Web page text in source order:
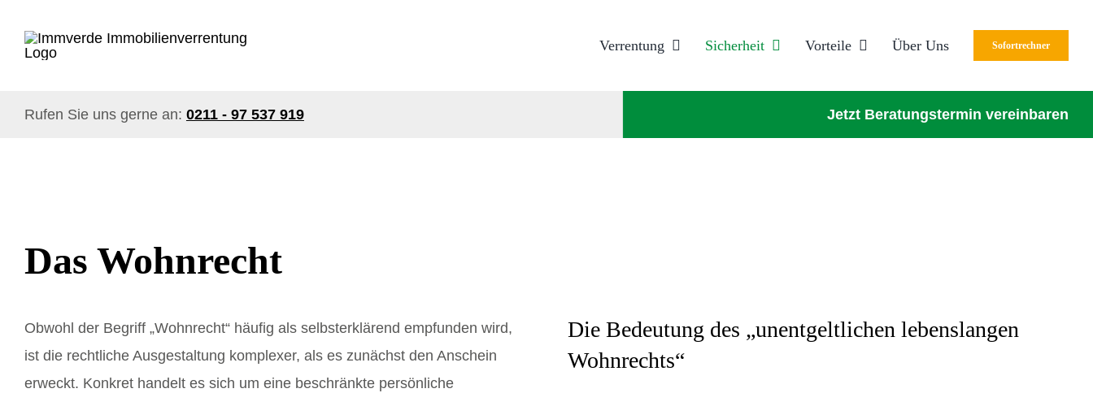
Verrentung Sicherheit Vorteile Über Uns Sofortrechner
Rufen Sie uns gerne an: 0211 - 97 537 919 Jetzt Beratungstermin vereinbaren
Das Wohnrecht
Obwohl der Begriff „Wohnrecht“ häufig als selbsterklärend empfunden wird,
ist die rechtliche Ausgestaltung komplexer, als es zunächst den Anschein
erweckt. Konkret handelt es sich um eine beschränkte persönliche
Die Bedeutung des „unentgeltlichen lebenslangen
Wohnrechts“